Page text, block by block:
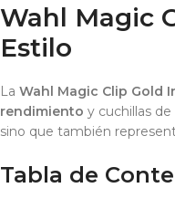
Wahl Magic
Estilo
La Wahl Magic Clip Gold
rendimiento y cuchillas
sino que también
Tabla de